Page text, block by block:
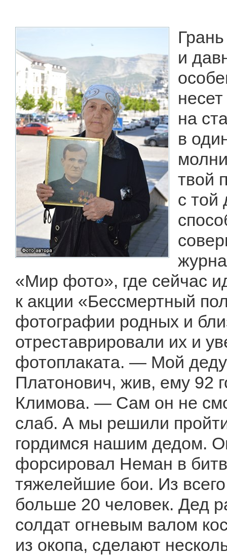
и
на
в
твой
с той
«Мир фото», где сейчас
к акции «Бессмертный
фотографии родных и
отреставрировали их и
фотоплаката. — Мой
Платонович, жив, ему 92
Климова. — Сам он не
слаб. А мы решили
гордимся нашим дедом.
форсировал Неман в
тяжелейшие бои. Из
больше 20 человек. Дед
солдат огневым валом
из окопа, сделают